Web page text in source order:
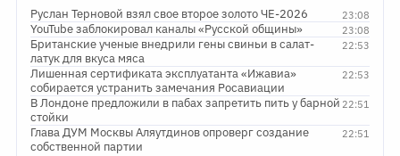
23:08
Руслан Терновой взял свое второе золото ЧЕ-2026
23:08
YouTube заблокировал каналы «Русской общины»
22:53
Британские ученые внедрили гены свиньи в салат-
латук для вкуса мяса
22:53
Лишенная сертификата эксплуатанта «Ижавиа»
собирается устранить замечания Росавиации
22:51
В Лондоне предложили в пабах запретить пить у барной
стойки
22:51
Глава ДУМ Москвы Аляутдинов опроверг создание
собственной партии